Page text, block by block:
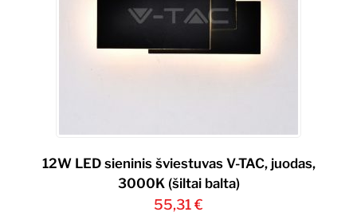
12W LED sieninis šviestuvas V-TAC, juodas,
3000K (šiltai balta)
55,31€